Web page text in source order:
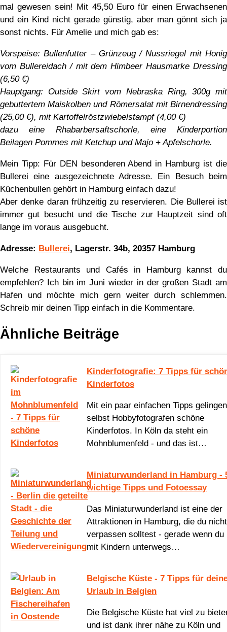
mal gewesen sein! Mit 45,50 Euro für einen Erwachsenen
und ein Kind nicht gerade günstig, aber man gönnt sich ja
sonst nichts. Für Amelie und mich gab es:
Vorspeise: Bullenfutter – Grünzeug / Nussriegel mit Honig
vom Bullereidach / mit dem Himbeer Hausmarke Dressing
(6,50 €)
Hauptgang: Outside Skirt vom Nebraska Ring, 300g mit
gebuttertem Maiskolben und Römersalat mit Birnendressing
(25,00 €), mit Kartoffelröstzwiebelstampf (4,00 €)
dazu eine Rhabarbersaftschorle, eine Kinderportion
Beilagen Pommes mit Ketchup und Majo + Apfelschorle.
Mein Tipp: Für DEN besonderen Abend in Hamburg ist die
Bullerei eine ausgezeichnete Adresse. Ein Besuch beim
Küchenbullen gehört in Hamburg einfach dazu!
Aber denke daran frühzeitig zu reservieren. Die Bullerei ist
immer gut besucht und die Tische zur Hauptzeit sind oft
lange im voraus ausgebucht.
Adresse: Bullerei, Lagerstr. 34b, 20357 Hamburg
Welche Restaurants und Cafés in Hamburg kannst du
empfehlen? Ich bin im Juni wieder in der großen Stadt am
Hafen und möchte mich gern weiter durch schlemmen.
Schreib mir deinen Tipp einfach in die Kommentare.
Ähnliche Beiträge
Kinderfotografie: 7 Tipps für
Kinderfotos
Mit ein paar einfachen Tipps gelingen
selbst Hobbyfotografen schöne
Kinderfotos. In Köln da steht ein
Mohnblumenfeld - und das ist…
Miniaturwunderland in Hamburg -
wichtige Tipps und Fotoessay
Das Miniaturwunderland ist eine der
Attraktionen in Hamburg, die du nicht
verpassen solltest - gerade wenn du
mit Kindern unterwegs…
Belgische Küste - 7 Tipps für
Urlaub in Belgien
Die Belgische Küste hat viel zu
und ist dank ihrer nähe zu Köln und